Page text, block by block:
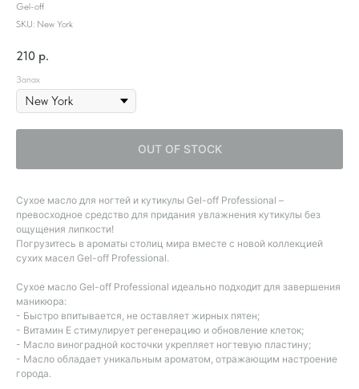
Gel-off
SKU: New York
210 р.
Запах
OUT OF STOCK
Сухое масло для ногтей и кутикулы Gel-off Professional –
превосходное средство для придания увлажнения кутикулы без
ощущения липкости!
Погрузитесь в ароматы столиц мира вместе с новой коллекцией
сухих масел Gel-off Professional.
Сухое масло Gel-off Professional идеально подходит для завершения
маникюра:
- Быстро впитывается, не оставляет жирных пятен;
- Витамин Е стимулирует регенерацию и обновление клеток;
- Масло виноградной косточки укрепляет ногтевую пластину;
- Масло обладает уникальным ароматом, отражающим настроение
города.